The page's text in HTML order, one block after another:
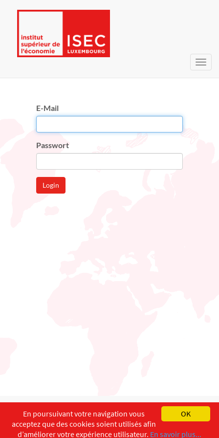
E-Mail
Passwort
Login
English Français
Copyright ©ISEC-AdW Impressum
OK
En poursuivant votre navigation vous
acceptez que des cookies soient utilisés afin
d’améliorer votre expérience utilisateur. En savoir plus...